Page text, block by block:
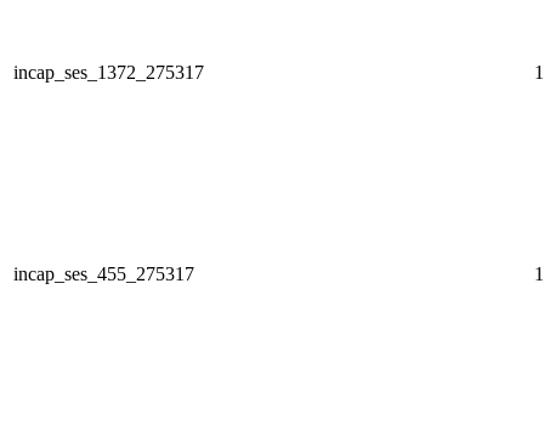
incap_ses_1372_275317
incap_ses_455_275317